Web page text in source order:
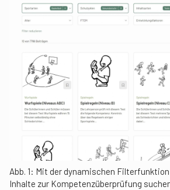
Abb. 1: Mit der dynamischen
Inhalte zur Kompetenzüberprüfung